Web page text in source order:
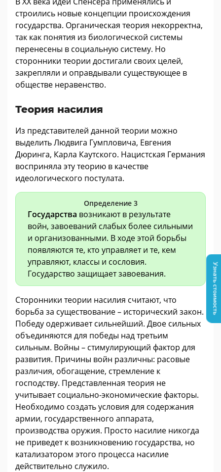
строились новые концепции происхождения
государства. Органическая теория некорректна,
так как понятия из биологической системы
перенесены в социальную систему. Но
сторонники теории достигали своих целей,
закрепляли и оправдывали существующее в
обществе неравенство.
Теория насилия
Из представителей данной теории можно
выделить Людвига Гумпловича, Евгения
Дюринга, Карла Каутского. Нацистская Германия
восприняла эту теорию в качестве
идеологического постулата.
Определение 3
Государства возникают в результате
войн, завоеваний слабых более сильными
и организованными. В ходе этой борьбы
появляются те, кто управляет и те, кем
управляют, классы и сословия.
Государство защищает завоевания.
Сторонники теории насилия считают, что
борьба за существование – исторический закон.
Победу одерживает сильнейший. Двое сильных
объединяются для победы над третьим
сильным. Войны – стимулирующий фактор для
развития. Причины войн различны: расовые
различия, обогащение, стремление к
господству. Представленная теория не
учитывает социально-экономические факторы.
Необходимо создать условия для содержания
армии, государственного аппарата,
производства оружия. Просто насилие никогда
не приведет к возникновению государства, но
катализатором этого процесса насилие
действительно служило.
Узнать стоимость